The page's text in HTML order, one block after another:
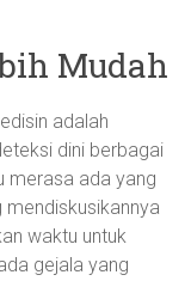
Mudah
adalah
dini berbagai
merasa ada yang
mendiskusikannya
waktu untuk
gejala yang